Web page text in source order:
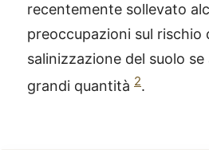
recentemente sollevato
preoccupazioni sul rischio
salinizzazione del suolo
grandi quantità 2.